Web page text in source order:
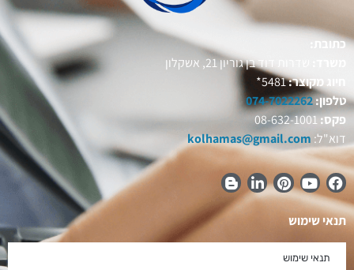
כתובת:
משרד:
שדרות דוד בן גוריון 21, אשקלון
חיוג מקוצר:5481*
טלפון:074-7022262
פקס:08-632-1001
דוא"ל: kolhamas@gmail.com
תנאי שימוש
תנאי שימוש